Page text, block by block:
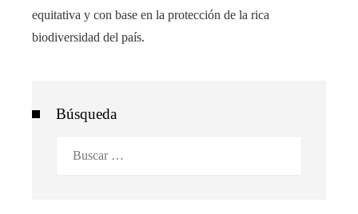
equitativa y con base en la protección de la rica
biodiversidad del país.
Búsqueda